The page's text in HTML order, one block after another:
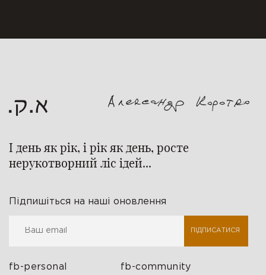
І день як рік, і рік як день, росте
нерукотворний ліс ідей...
Підпишіться на наші оновлення
ПІДПИСАТИСЯ
fb-personal fb-community